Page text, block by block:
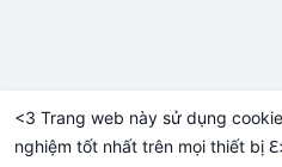
<3 Trang web này sử dụng
nghiệm tốt nhất trên mọi thiết bị
$1,914.92 +1.10% Solana SOL